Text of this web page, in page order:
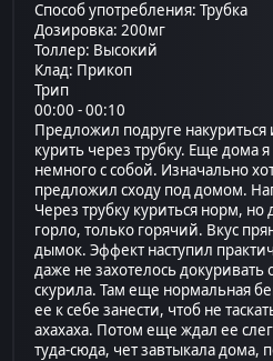
Способ употребления: Трубка
Дозировка: 200мг
Толлер: Высокий
Клад: Прикоп
Трип
00:00 - 00:10
Предложил подруге
курить через трубку. Еще дома
немного с собой. Изначально
предложил сходу под домом.
Через трубку куриться норм,
горло, только горячий. Вкус
дымок. Эффект наступил
даже не захотелось докуривать
скурила. Там еще нормальная
ее к себе занести, чтоб не
ахахаха. Потом еще ждал ее
туда-сюда, чет завтыкала дома,